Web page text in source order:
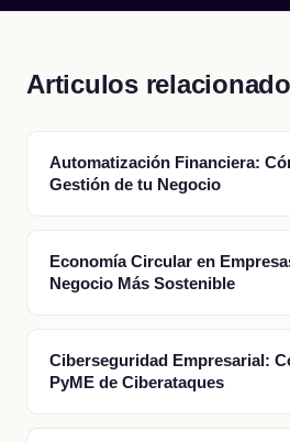
Articulos
Automatización Financiera:
Gestión de tu Negocio
Economía Circular en
Negocio Más Sostenible
Ciberseguridad Empresarial:
PyME de Ciberataques